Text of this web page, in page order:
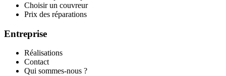
Choisir un couvreur
Prix des réparations
Entreprise
Réalisations
Contact
Qui sommes-nous ?